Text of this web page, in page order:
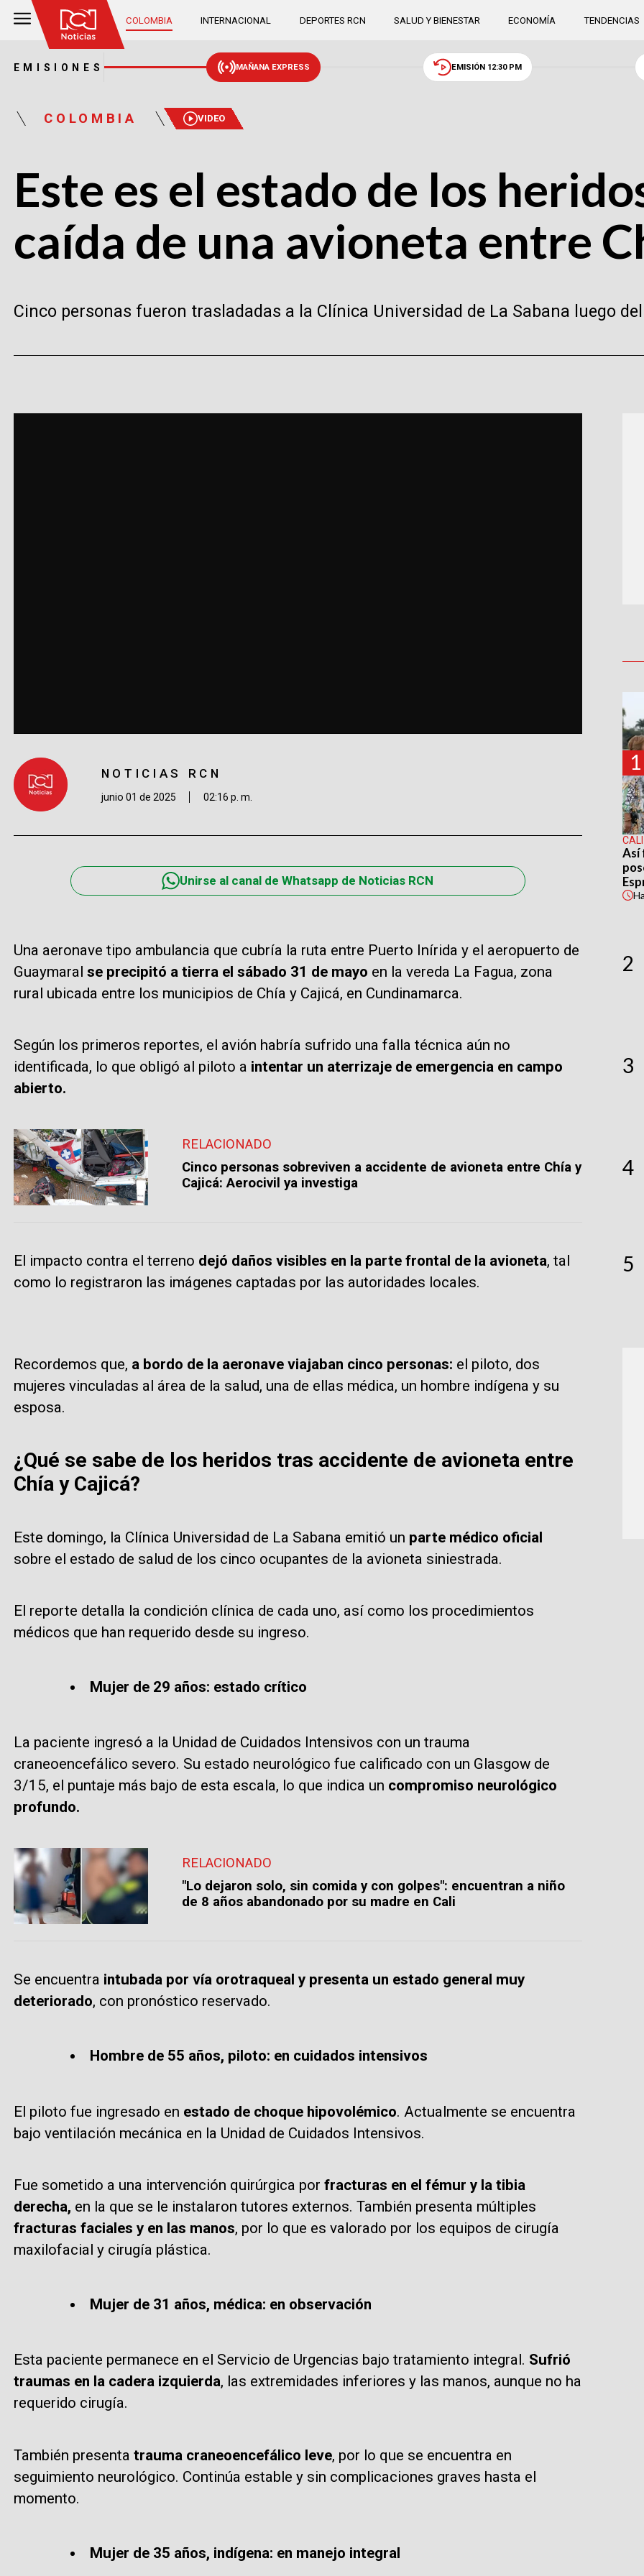
COLOMBIA INTERNACIONAL DEPORTES RCN SALUD Y BIENESTAR ECONOMÍA TENDENCIAS
EMISIONES MAÑANA EXPRESS EMISIÓN 12:30 PM
COLOMBIA VIDEO
Este es el estado de los
caída de una avioneta entre
Cinco personas fueron trasladadas a la Clínica Universidad de La Sabana luego
NOTICIAS RCN
junio 01 de 2025 02:16 p. m.
Unirse al canal de Whatsapp de Noticias RCN
Una aeronave tipo ambulancia que cubría la ruta entre Puerto Inírida y el aeropuerto de
Guaymaral se precipitó a tierra el sábado 31 de mayo en la vereda La Fagua, zona
rural ubicada entre los municipios de Chía y Cajicá, en Cundinamarca.
Según los primeros reportes, el avión habría sufrido una falla técnica aún no
identificada, lo que obligó al piloto a intentar un aterrizaje de emergencia en campo
abierto.
RELACIONADO
Cinco personas sobreviven a accidente de avioneta entre Chía y
Cajicá: Aerocivil ya investiga
El impacto contra el terreno dejó daños visibles en la parte frontal de la avioneta, tal
como lo registraron las imágenes captadas por las autoridades locales.
Recordemos que, a bordo de la aeronave viajaban cinco personas: el piloto, dos
mujeres vinculadas al área de la salud, una de ellas médica, un hombre indígena y su
esposa.
¿Qué se sabe de los heridos tras accidente de avioneta entre
Chía y Cajicá?
Este domingo, la Clínica Universidad de La Sabana emitió un parte médico oficial
sobre el estado de salud de los cinco ocupantes de la avioneta siniestrada.
El reporte detalla la condición clínica de cada uno, así como los procedimientos
médicos que han requerido desde su ingreso.
Mujer de 29 años: estado crítico
La paciente ingresó a la Unidad de Cuidados Intensivos con un trauma
craneoencefálico severo. Su estado neurológico fue calificado con un Glasgow de
3/15, el puntaje más bajo de esta escala, lo que indica un compromiso neurológico
profundo.
RELACIONADO
"Lo dejaron solo, sin comida y con golpes": encuentran a niño
de 8 años abandonado por su madre en Cali
Se encuentra intubada por vía orotraqueal y presenta un estado general muy
deteriorado, con pronóstico reservado.
Hombre de 55 años, piloto: en cuidados intensivos
El piloto fue ingresado en estado de choque hipovolémico. Actualmente se encuentra
bajo ventilación mecánica en la Unidad de Cuidados Intensivos.
Fue sometido a una intervención quirúrgica por fracturas en el fémur y la tibia
derecha, en la que se le instalaron tutores externos. También presenta múltiples
fracturas faciales y en las manos, por lo que es valorado por los equipos de cirugía
maxilofacial y cirugía plástica.
Mujer de 31 años, médica: en observación
Esta paciente permanece en el Servicio de Urgencias bajo tratamiento integral. Sufrió
traumas en la cadera izquierda, las extremidades inferiores y las manos, aunque no ha
requerido cirugía.
También presenta trauma craneoencefálico leve, por lo que se encuentra en
seguimiento neurológico. Continúa estable y sin complicaciones graves hasta el
momento.
Mujer de 35 años, indígena: en manejo integral
1
CALI
Así
2
3
4
5